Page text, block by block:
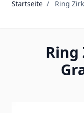
Startseite / Ring